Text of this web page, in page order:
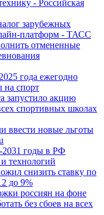
- Российская
зарубежных
платформ - ТАСС
отмененные
года ежегодно
на спорт
запустило акцию
спортивных школах
ввести новые льготы
2031 годы в РФ
технологий
снизить ставку по
до 9%
россиян на фоне
без сбоев на всех